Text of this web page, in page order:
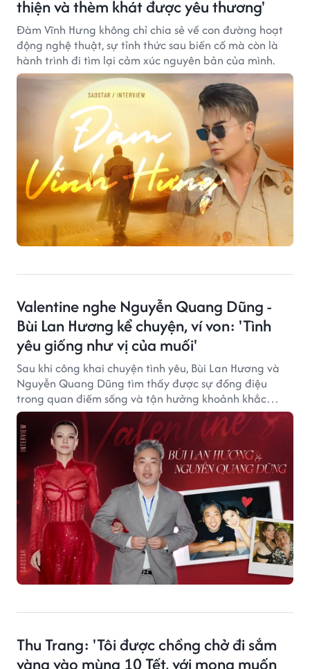
thiện và thèm khát được yêu thương'
Đàm Vĩnh Hưng không chỉ chia sẻ về con đường hoạt
động nghệ thuật, sự tỉnh thức sau biến cố mà còn là
hành trình đi tìm lại cảm xúc nguyên bản của mình.
Valentine nghe Nguyễn Quang Dũng -
Bùi Lan Hương kể chuyện, ví von: 'Tình
yêu giống như vị của muối'
Sau khi công khai chuyện tình yêu, Bùi Lan Hương và
Nguyễn Quang Dũng tìm thấy được sự đồng điệu
trong quan điếm sống và tận hưởng khoảnh khắc
hạnh phúc, bình yên bên nhau.
Thu Trang: 'Tôi được chồng chở đi sắm
vàng vào mùng 10 Tết, với mong muốn